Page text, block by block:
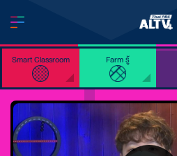
Smart Classroom Farm รู้